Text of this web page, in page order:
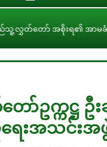
က်များ၊ ကတိများနှင့် တာ
ဥက္ကဋ္ဌ ဦး
ရေးအသင်းအ